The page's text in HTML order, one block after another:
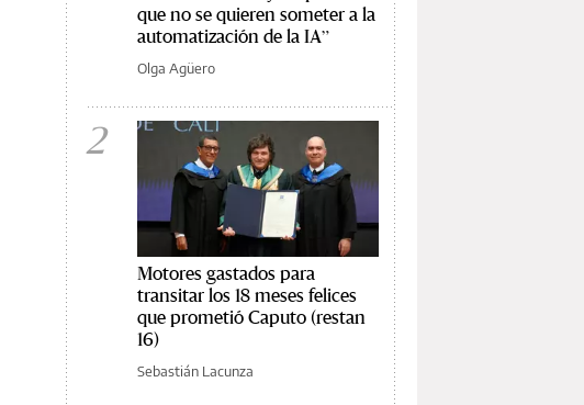
que no se quieren someter a la
automatización de la IA”
Olga Agüero
2
Motores gastados para
transitar los 18 meses felices
que prometió Caputo (restan
16)
Sebastián Lacunza